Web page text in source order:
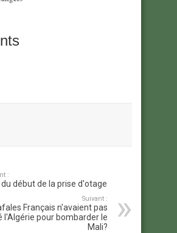
:
du début de la prise d'otage
Suivant :
Français n'avaient pas
l'Algérie pour bombarder le
Mali?